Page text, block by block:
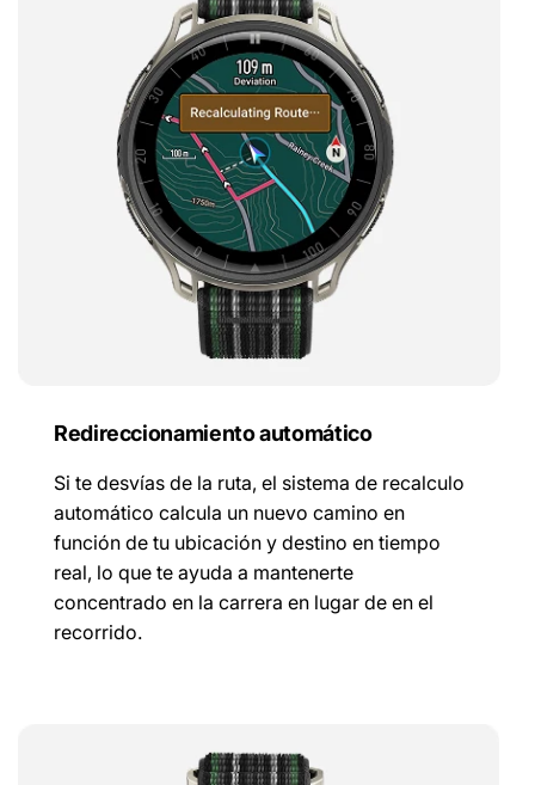
Redireccionamiento automático
Si te desvías de la ruta, el sistema de recalculo
automático calcula un nuevo camino en
función de tu ubicación y destino en tiempo
real, lo que te ayuda a mantenerte
concentrado en la carrera en lugar de en el
recorrido.